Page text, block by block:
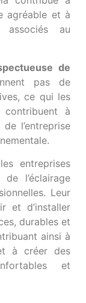
agréable et à
associés au
de
pas de
ce qui les
à
l’entreprise
entreprises
l’éclairage
Leur
et d’installer
durables et
ainsi à
à créer des
et